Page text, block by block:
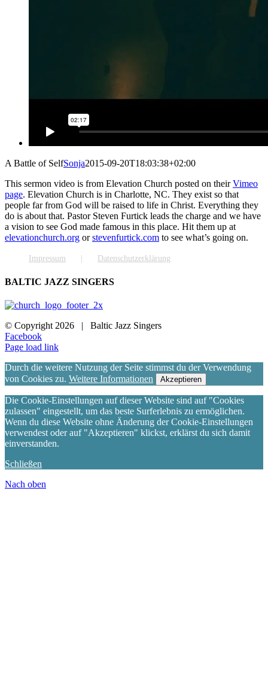
A Battle of SelfSonja2015-09-20T18:03:38+02:00
This sermon video is from Elevation Church posted on theirVimeo
page. Elevation Church is in Charlotte, NC. They exist so that
people far from God will be raised to life in Christ. Everything they
do is about that. Pastor Steven Furtick leads the charge and we have
a vision to see God made famous in this place. Hit them up at
elevationchurch.org orstevenfurtick.com to see what’s going on.
Impressum Datenschutzerklärung
BALTIC JAZZ SINGERS
© Copyright 2026 | Baltic Jazz Singers
Facebook
Page load link
Durch die weitere Nutzung der Seite stimmst du der Verwendung
von Cookies zu. Weitere Informationen Akzeptieren
Die Cookie-Einstellungen auf dieser Website sind auf "Cookies
zulassen" eingestellt, um das beste Surferlebnis zu ermöglichen.
Wenn du diese Website ohne Änderung der Cookie-Einstellungen
verwendest oder auf "Akzeptieren" klickst, erklärst du sich damit
einverstanden.
Schließen
Nach oben